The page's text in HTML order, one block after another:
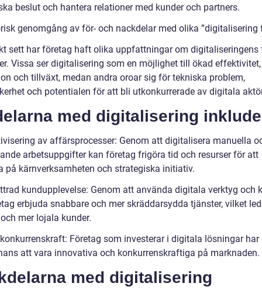
beslut och hantera relationer med kunder och partners.
genomgång av för- och nackdelar med olika ”digitalisering
sett har företag haft olika uppfattningar om digitaliseringens
Vissa ser digitalisering som en möjlighet till ökad effektivitet,
och tillväxt, medan andra oroar sig för tekniska problem,
och potentialen för att bli utkonkurrerade av digitala
med digitalisering
av affärsprocesser: Genom att digitalisera manuella
arbetsuppgifter kan företag frigöra tid och resurser för att
på kärnverksamheten och strategiska initiativ.
kundupplevelse: Genom att använda digitala verktyg och
erbjuda snabbare och mer skräddarsydda tjänster, vilket
mer lojala kunder.
Företag som investerar i digitala lösningar har
att vara innovativa och konkurrenskraftiga på marknaden.
med digitalisering